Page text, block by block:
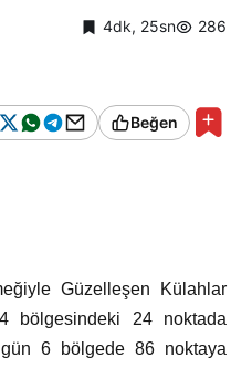
4dk, 25sn 286
Beğen
Güzelleşen Külahlar
bölgesindeki 24 noktada
6 bölgede 86 noktaya
Bağlanır?